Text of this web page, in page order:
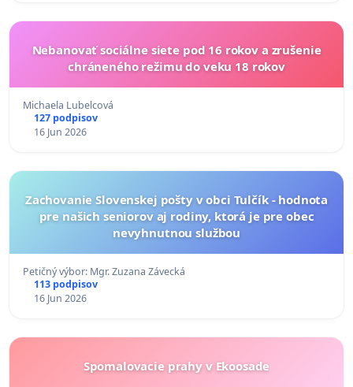
Nebanovať sociálne siete pod 16 rokov a zrušenie
chráneného režimu do veku 18 rokov
Michaela Lubelcová
127 podpisov
16 Jun 2026
Zachovanie Slovenskej pošty v obci Tulčík - hodnota
pre našich seniorov aj rodiny, ktorá je pre obec
nevyhnutnou službou
Petičný výbor: Mgr. Zuzana Závecká
113 podpisov
16 Jun 2026
Spomalovacie prahy v Ekoosade